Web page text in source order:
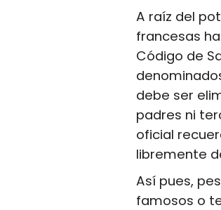
A raíz del
francesas
Código de
debe ser
padres ni
oficial
libremente
Así pues,
famosos o